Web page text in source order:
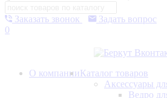
Заказать звонок
Задать вопрос
0
О компанииКаталог товаров
Аксессуары
Ведро